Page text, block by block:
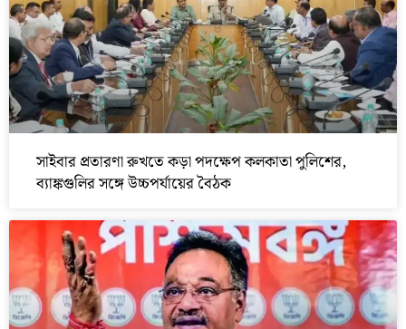
সাইবার প্রতারণা রুখতে কড়া পদক্ষেপ কলকাতা পুলিশের,
ব্যাঙ্কগুলির সঙ্গে উচ্চপর্যায়ের বৈঠক